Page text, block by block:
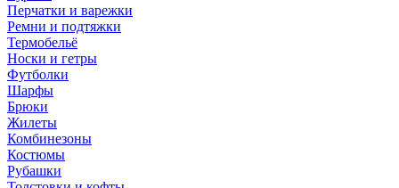
Перчатки и варежки
Ремни и подтяжки
Термобельё
Носки и гетры
Футболки
Шарфы
Брюки
Жилеты
Комбинезоны
Костюмы
Рубашки